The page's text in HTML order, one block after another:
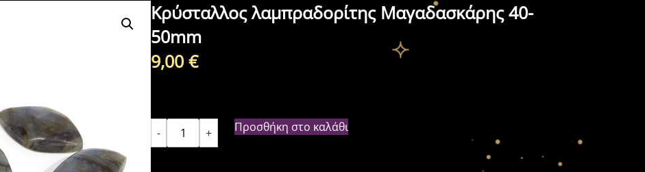
Κρύσταλλος λαμπραδορίτης Μαγαδασκάρης 40-
50mm
9,00€
- + Προσθήκη στο καλάθι